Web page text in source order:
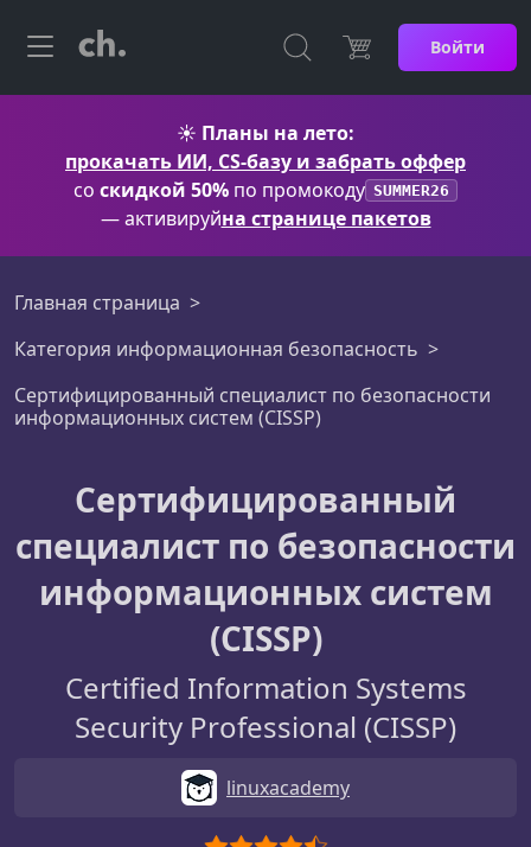
Войти
☀️ Планы на лето:
прокачать ИИ, CS-базу и забрать оффер
со скидкой 50% по промокоду SUMMER26
— активируйна странице пакетов
Главная страница
Категория информационная безопасность
Сертифицированный специалист по безопасности
информационных систем (CISSP)
Сертифицированный
специалист по безопасности
информационных систем
(CISSP)
Certified Information Systems
Security Professional (CISSP)
linuxacademy